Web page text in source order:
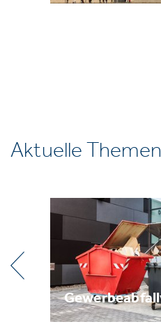
Aktuelle Themen